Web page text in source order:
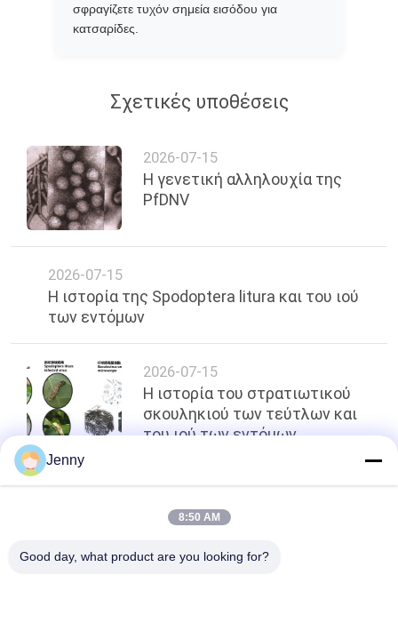
σφραγίζετε τυχόν σημεία εισόδου για
κατσαρίδες.
Σχετικές υποθέσεις
2026-07-15
Η γενετική αλληλουχία της
PfDNV
2026-07-15
Η ιστορία της Spodoptera litura και του ιού
των εντόμων
2026-07-15
Η ιστορία του στρατιωτικού
σκουληκιού των τεύτλων και
του ιού των εντόμων
κορυφή
Jenny
8:50 AM
Good day, what product are you looking for?